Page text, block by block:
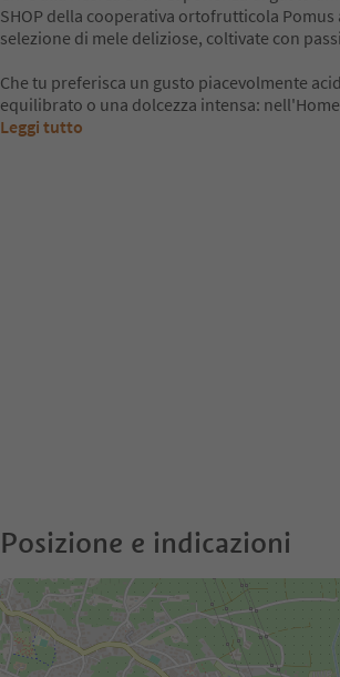
SHOP della cooperativa ortofrutticola
selezione di mele deliziose, coltivate con
Che tu preferisca un gusto piacevolmente
equilibrato o una dolcezza intensa:
Leggi tutto
Posizione e indicazioni